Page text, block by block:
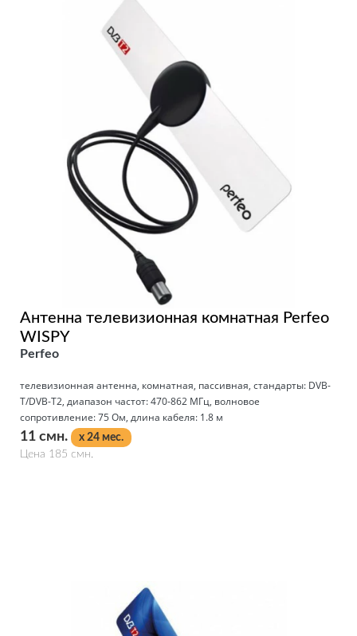
Антенна телевизионная комнатная Perfeo
WISPY
Perfeo
телевизионная антенна, комнатная, пассивная, стандарты: DVB-
T/DVB-T2, диапазон частот: 470-862 МГц, волновое
сопротивление: 75 Ом, длина кабеля: 1.8 м
11 смн.
x 24 мес.
Цена 185 смн.